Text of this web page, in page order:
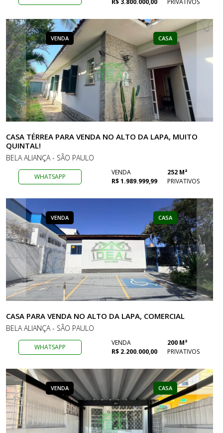
R$ 3.800.000,00 PRIVATIVOS
VENDA CASA
CASA TÉRREA PARA VENDA NO ALTO DA LAPA, MUITO
QUINTAL!
BELA ALIANÇA - SÃO PAULO
WHATSAPP
VENDA
R$ 1.989.999,99
252 M²
PRIVATIVOS
VENDA CASA
CASA PARA VENDA NO ALTO DA LAPA, COMERCIAL
BELA ALIANÇA - SÃO PAULO
WHATSAPP
VENDA
R$ 2.200.000,00
200 M²
PRIVATIVOS
VENDA CASA